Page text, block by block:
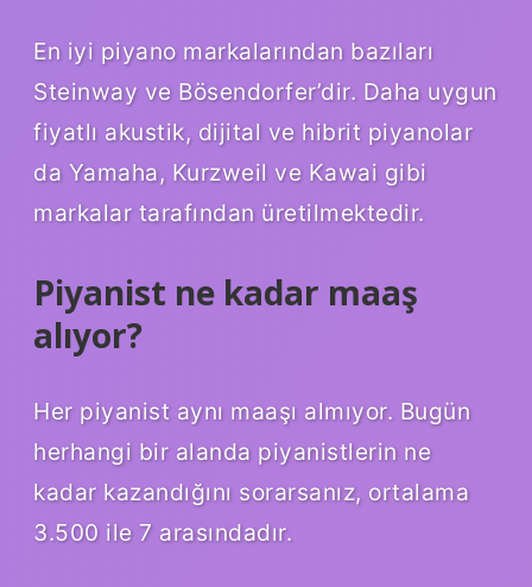
En iyi piyano markalarından bazıları
Steinway ve Bösendorfer’dir. Daha uygun
fiyatlı akustik, dijital ve hibrit piyanolar
da Yamaha, Kurzweil ve Kawai gibi
markalar tarafından üretilmektedir.
Piyanist ne kadar maaş
alıyor?
Her piyanist aynı maaşı almıyor. Bugün
herhangi bir alanda piyanistlerin ne
kadar kazandığını sorarsanız, ortalama
3.500 ile 7 arasındadır.